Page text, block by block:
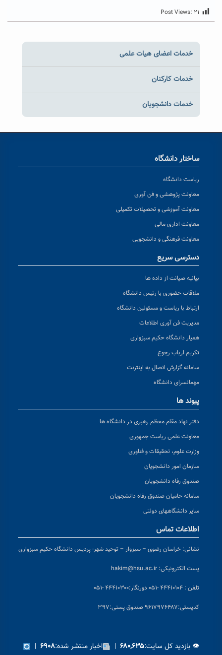
Post Views: ۲۱
خدمات اعضای هیات علمی
خدمات کارکنان
خدمات دانشجویان
ساختار دانشگاه
ریاست دانشگاه
معاونت پژوهشی و فن آوری
معاونت آموزشی و تحصیلات تکمیلی
معاونت اداری مالی
معاونت فرهنگی و دانشجویی
دسترسی سریع
بیانیه صیانت از داده ها
ملاقات حضوری با رئیس دانشگاه
ارتباط با ریاست و مسئولین دانشگاه
مدیریت فن آوری اطلاعات
همیار دانشگاه حکیم سبزواری
تکریم ارباب رجوع
سامانه گزارش اتصال به اینترنت
مهمانسرای دانشگاه
پیوند ها
دفتر نهاد مقام معظم رهبری در دانشگاه ها
معاونت علمی ریاست جمهوری
وزارت علوم، تحقیقات و فناوری
سازمان امور دانشجویان
صندوق رفاه دانشجویان
سامانه حامیان صندوق رفاه دانشجویان
سایر دانشگاههای دولتی
اطلاعات تماس
نشانی: خراسان رضوی – سبزوار – توحید شهر- پردیس دانشگاه حکیم سبزواری
پست الکترونیکی: hakim@hsu.ac.ir
تلفن : ۴۴۴۱۰۱۰۴ -۰۵۱ دورنگار:۴۴۴۱۰۳۰۰ -۰۵۱
کدپستی:۹۶۱۷۹۷۶۴۸۷ صندوق پستی:۳۹۷
👁 بازدید کل سایت:۶۸۰,۶۳۵ | اخبار منتشر شده:۶۹۰۸ |